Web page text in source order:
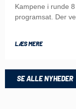
Kampene i runde
programsat. Der
LÆS MERE
SE ALLE NYHEDER